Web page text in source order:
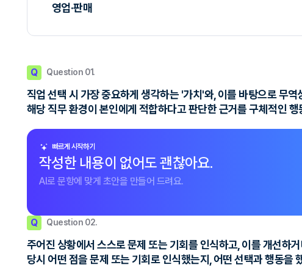
영업·판매
Q Question 01.
직업 선택 시 가장 중요하게 생각하는 '가치'와, 이를 바탕으로 무
해당 직무 환경이 본인에게 적합하다고 판단한 근거를 구체적인
빠르게 시작하기
작성한 내용이 없어도 괜찮아요.
AI로 문항에 맞게 초안을 만들어 드려요.
Q Question 02.
주어진 상황에서 스스로 문제 또는 기회를 인식하고, 이를 개선하
당시 어떤 점을 문제 또는 기회로 인식했는지, 어떤 선택과 행동